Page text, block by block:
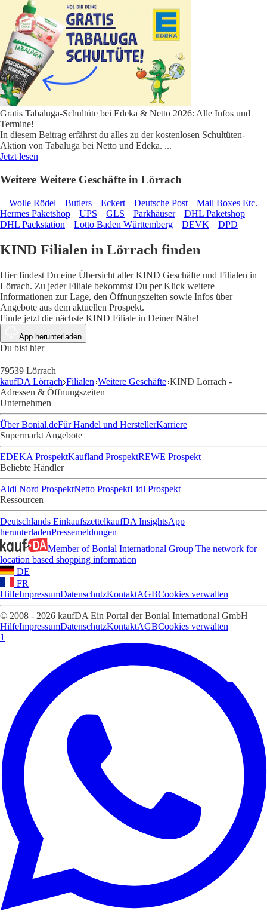
Gratis Tabaluga-Schultüte bei Edeka & Netto 2026: Alle Infos und
Termine!
In diesem Beitrag erfährst du alles zu der kostenlosen Schultüten-
Aktion von Tabaluga bei Netto und Edeka. ...
Jetzt lesen
Weitere Weitere Geschäfte in Lörrach
Wolle Rödel Butlers Eckert Deutsche Post
Mail Boxes Etc.
Hermes Paketshop
UPS GLS Parkhäuser
DHL Paketshop
DHL Packstation
Lotto Baden Württemberg DEVK DPD
KIND Filialen in Lörrach finden
Hier findest Du eine Übersicht aller KIND Geschäfte und Filialen in
Lörrach. Zu jeder Filiale bekommst Du per Klick weitere
Informationen zur Lage, den Öffnungszeiten sowie Infos über
Angebote aus dem aktuellen Prospekt.
Finde jetzt die nächste KIND Filiale in Deiner Nähe!
App herunterladen
Du bist hier
79539 Lörrach
kaufDA Lörrach Filialen Weitere Geschäfte KIND Lörrach -
Adressen & Öffnungszeiten
Unternehmen
Über Bonial.deFür Handel und HerstellerKarriere
Supermarkt Angebote
EDEKA ProspektKaufland ProspektREWE Prospekt
Beliebte Händler
Aldi Nord ProspektNetto ProspektLidl Prospekt
Ressourcen
Deutschlands EinkaufszettelkaufDA InsightsApp
herunterladenPressemeldungen
Member of Bonial International Group The network for
location based shopping information
DE
FR
HilfeImpressumDatenschutzKontaktAGBCookies verwalten
© 2008 - 2026 kaufDA Ein Portal der Bonial International GmbH
HilfeImpressumDatenschutzKontaktAGBCookies verwalten
1